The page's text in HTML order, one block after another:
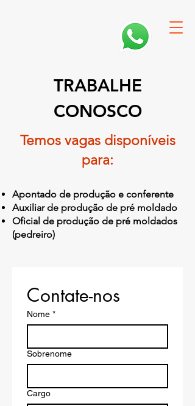
TRABALHE
CONOSCO
Temos vagas disponíveis
para:
Apontado de produção e conferente
Auxiliar de produção de pré moldado
Oficial de produção de pré moldados
(pedreiro)
Contate-nos
Nome *
Sobrenome
Cargo